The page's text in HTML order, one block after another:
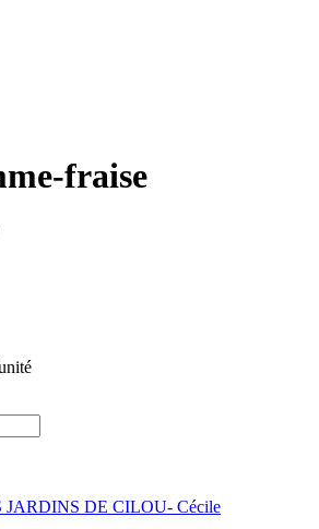
fraise
JARDINS DE CILOU- Cécile